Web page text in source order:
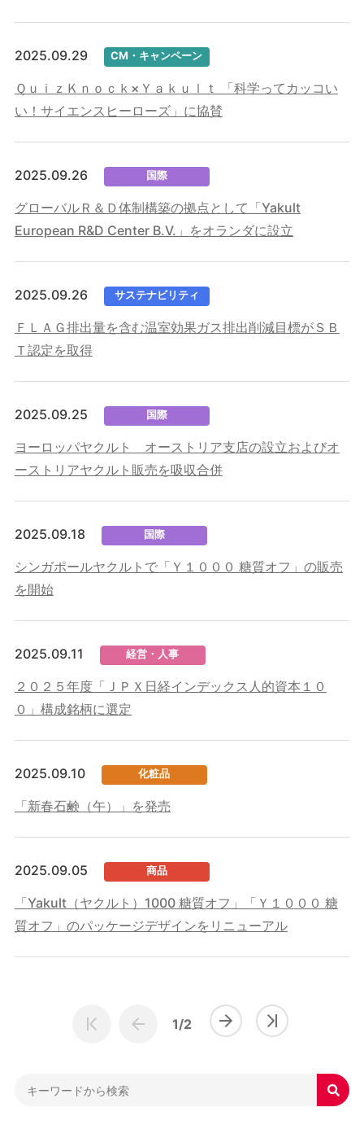
2025.09.29 CM・キャンペーン
ＱｕｉｚＫｎｏｃｋ×Ｙａｋｕｌｔ 「科学ってカッコい
い！サイエンスヒーローズ」に協賛
2025.09.26 国際
グローバルＲ＆Ｄ体制構築の拠点として「Yakult
European R&D Center B.V.」をオランダに設立
2025.09.26 サステナビリティ
ＦＬＡＧ排出量を含む温室効果ガス排出削減目標がＳＢ
Ｔ認定を取得
2025.09.25 国際
ヨーロッパヤクルト オーストリア支店の設立およびオ
ーストリアヤクルト販売を吸収合併
2025.09.18 国際
シンガポールヤクルトで「Ｙ１０００ 糖質オフ」の販売
を開始
2025.09.11 経営・人事
２０２５年度「ＪＰＸ日経インデックス人的資本１０
０」構成銘柄に選定
2025.09.10 化粧品
「新春石鹸（午）」を発売
2025.09.05 商品
「Yakult（ヤクルト）1000 糖質オフ」「Ｙ１０００ 糖
質オフ」のパッケージデザインをリニューアル
1/2
